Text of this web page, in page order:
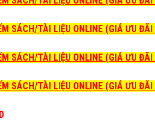
SÁCH/TÀI LIỆU ONLINE (GIÁ ƯU
SÁCH/TÀI LIỆU ONLINE (GIÁ ƯU
SÁCH/TÀI LIỆU ONLINE (GIÁ ƯU